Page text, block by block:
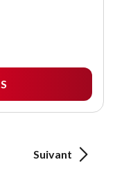
Suivant